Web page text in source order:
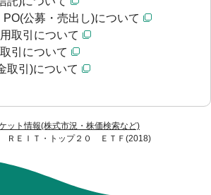
ット情報(株式市況・株価検索など)
ＥＩＴ・トップ２０ ＥＴＦ(2018)
PO(公募・売出し)について
取引について
引について
取引)について